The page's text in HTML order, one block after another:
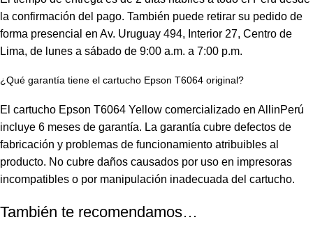
la confirmación del pago. También puede retirar su pedido de
forma presencial en Av. Uruguay 494, Interior 27, Centro de
Lima, de lunes a sábado de 9:00 a.m. a 7:00 p.m.
¿Qué garantía tiene el cartucho Epson T6064 original?
El cartucho Epson T6064 Yellow comercializado en AllinPerú
incluye 6 meses de garantía. La garantía cubre defectos de
fabricación y problemas de funcionamiento atribuibles al
producto. No cubre daños causados por uso en impresoras
incompatibles o por manipulación inadecuada del cartucho.
También te recomendamos…